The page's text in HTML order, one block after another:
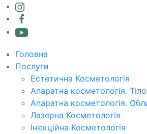
Головна
Послуги
Естетична Косметологія
Апаратна косметологія. Тіло
Апаратна косметологія.
Лазерна Косметологія
Ін’єкційна Косметологія